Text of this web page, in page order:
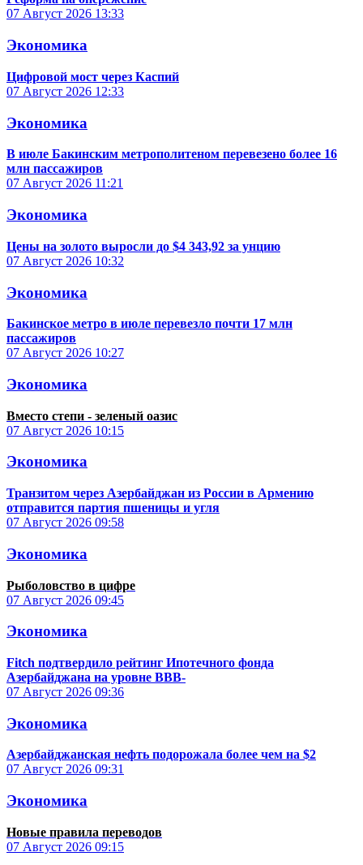
07 Август 2026 13:33
Экономика
Цифровой мост через Каспий
07 Август 2026 12:33
Экономика
В июле Бакинским метрополитеном перевезено более 16
млн пассажиров
07 Август 2026 11:21
Экономика
Цены на золото выросли до $4 343,92 за унцию
07 Август 2026 10:32
Экономика
Бакинское метро в июле перевезло почти 17 млн
пассажиров
07 Август 2026 10:27
Экономика
Вместо степи - зеленый оазис
07 Август 2026 10:15
Экономика
Транзитом через Азербайджан из России в Армению
отправится партия пшеницы и угля
07 Август 2026 09:58
Экономика
Рыболовство в цифре
07 Август 2026 09:45
Экономика
Fitch подтвердило рейтинг Ипотечного фонда
Азербайджана на уровне BBB-
07 Август 2026 09:36
Экономика
Азербайджанская нефть подорожала более чем на $2
07 Август 2026 09:31
Экономика
Новые правила переводов
07 Август 2026 09:15